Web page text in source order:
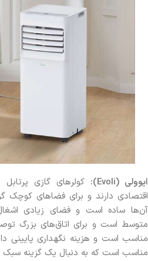
ایوولی (Evoli):
کولرهای گازی
اقتصادی دارند و برای فضاهای کوچک
آن‌ها ساده است و فضای زیادی
متوسط است و برای اتاق‌های بزرگ
مناسب است و هزینه نگهداری پایینی
مناسب است که به دنبال یک گزینه